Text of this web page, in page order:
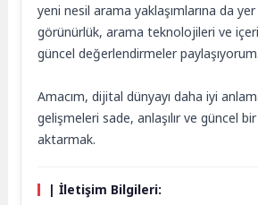
yeni nesil arama yaklaşımlarına da
görünürlük, arama teknolojileri ve
güncel değerlendirmeler paylaşıyorum.
Amacım, dijital dünyayı daha iyi
gelişmeleri sade, anlaşılır ve güncel bir
aktarmak.
| İletişim Bilgileri: